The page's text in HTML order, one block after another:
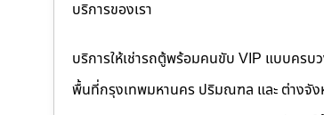
บริการของเรา
บริการให้เช่ารถตู้พร้อมคนขับ VIP แบบครบ
พื้นที่กรุงเทพมหานคร ปริมณฑล และ ต่างจัง